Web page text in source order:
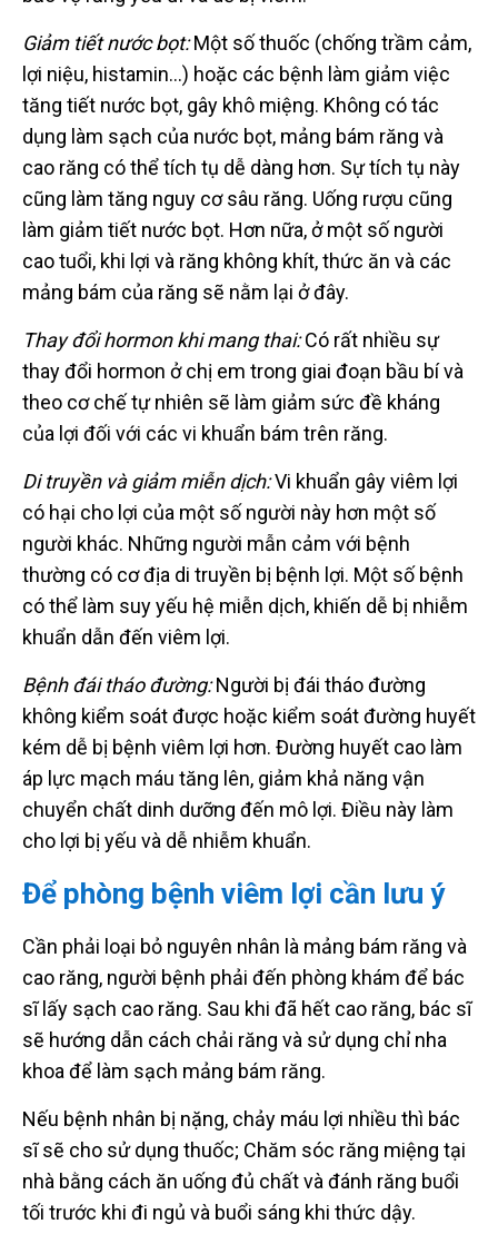
Giảm tiết nước bọt:Một số thuốc (chống trầm cảm,
lợi niệu, histamin…) hoặc các bệnh làm giảm việc
tăng tiết nước bọt, gây khô miệng. Không có tác
dụng làm sạch của nước bọt, mảng bám răng và
cao răng có thể tích tụ dễ dàng hơn. Sự tích tụ này
cũng làm tăng nguy cơ sâu răng. Uống rượu cũng
làm giảm tiết nước bọt. Hơn nữa, ở một số người
cao tuổi, khi lợi và răng không khít, thức ăn và các
mảng bám của răng sẽ nằm lại ở đây.
Thay đổi hormon khi mang thai:Có rất nhiều sự
thay đổi hormon ở chị em trong giai đoạn bầu bí và
theo cơ chế tự nhiên sẽ làm giảm sức đề kháng
của lợi đối với các vi khuẩn bám trên răng.
Di truyền và giảm miễn dịch:Vi khuẩn gây viêm lợi
có hại cho lợi của một số người này hơn một số
người khác. Những người mẫn cảm với bệnh
thường có cơ địa di truyền bị bệnh lợi. Một số bệnh
có thể làm suy yếu hệ miễn dịch, khiến dễ bị nhiễm
khuẩn dẫn đến viêm lợi.
Bệnh đái tháo đường:Người bị đái tháo đường
không kiểm soát được hoặc kiểm soát đường huyết
kém dễ bị bệnh viêm lợi hơn. Đường huyết cao làm
áp lực mạch máu tăng lên, giảm khả năng vận
chuyển chất dinh dưỡng đến mô lợi. Điều này làm
cho lợi bị yếu và dễ nhiễm khuẩn.
Để phòng bệnh viêm lợi cần lưu ý
Cần phải loại bỏ nguyên nhân là mảng bám răng và
cao răng, người bệnh phải đến phòng khám để bác
sĩ lấy sạch cao răng. Sau khi đã hết cao răng, bác sĩ
sẽ hướng dẫn cách chải răng và sử dụng chỉ nha
khoa để làm sạch mảng bám răng.
Nếu bệnh nhân bị nặng, chảy máu lợi nhiều thì bác
sĩ sẽ cho sử dụng thuốc; Chăm sóc răng miệng tại
nhà bằng cách ăn uống đủ chất và đánh răng buổi
tối trước khi đi ngủ và buổi sáng khi thức dậy.